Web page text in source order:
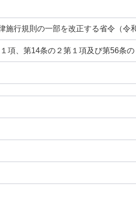
行規則の一部を改正する省令（令
項、第14条の２第１項及び第56条